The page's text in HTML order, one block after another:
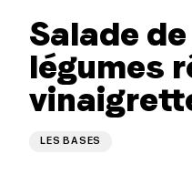
Salade
légumes
LES BASES